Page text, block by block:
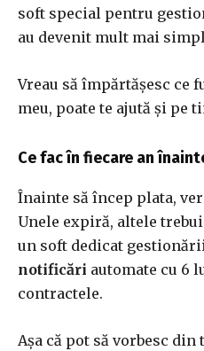
soft special pentru
au devenit mult mai
Vreau să împărtășesc ce
meu, poate te ajută și pe
Ce fac în fiecare an
Înainte să încep plata,
Unele expiră, altele
un soft dedicat
notificări automate cu 6
contractele.
Așa că pot să vorbesc